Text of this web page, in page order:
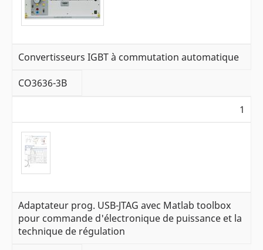
Convertisseurs IGBT à commutation automatique
CO3636-3B
1
Adaptateur prog. USB-JTAG avec Matlab toolbox
pour commande d'électronique de puissance et la
technique de régulation